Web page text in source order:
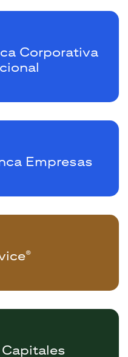
Corporativa
Empresas
®